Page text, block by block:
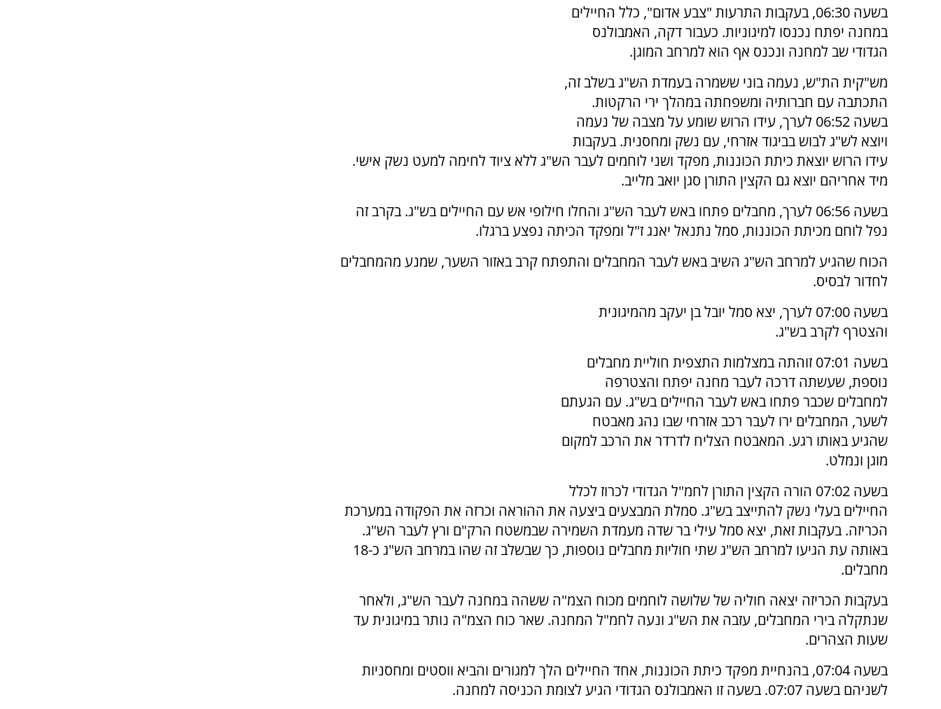
בשעה 06:30, בעקבות התרעות "צבע אדום", כלל החיילים
במחנה יפתח נכנסו למיגוניות. כעבור דקה, האמבולנס
הגדודי שב למחנה ונכנס אף הוא למרחב המוגן.
מש"קית הת"ש, נעמה בוני ששמרה בעמדת הש"ג בשלב זה,
התכתבה עם חברותיה ומשפחתה במהלך ירי הרקטות.
בשעה 06:52 לערך, עידו הרוש שומע על מצבה של נעמה
ויוצא לש"ג לבוש בביגוד אזרחי, עם נשק ומחסנית. בעקבות
עידו הרוש יוצאת כיתת הכוננות, מפקד ושני לוחמים לעבר הש"ג ללא ציוד לחימה למעט נשק אישי.
מיד אחריהם יוצא גם הקצין התורן סגן יואב מלייב.
בשעה 06:56 לערך, מחבלים פתחו באש לעבר הש"ג והחלו חילופי אש עם החיילים בש"ג. בקרב זה
נפל לוחם מכיתת הכוננות, סמל נתנאל יאנג ז"ל ומפקד הכיתה נפצע ברגלו.
הכוח שהגיע למרחב הש"ג השיב באש לעבר המחבלים והתפתח קרב באזור השער, שמנע מהמחבלים
לחדור לבסיס.
בשעה 07:00 לערך, יצא סמל יובל בן יעקב מהמיגונית
והצטרף לקרב בש"ג.
בשעה 07:01 זוהתה במצלמות התצפית חוליית מחבלים
נוספת, שעשתה דרכה לעבר מחנה יפתח והצטרפה
למחבלים שכבר פתחו באש לעבר החיילים בש"ג. עם הגעתם
לשער, המחבלים ירו לעבר רכב אזרחי שבו נהג מאבטח
שהגיע באותו רגע. המאבטח הצליח לדרדר את הרכב למקום
מוגן ונמלט.
בשעה 07:02 הורה הקצין התורן לחמ"ל הגדודי לכרוז לכלל
החיילים בעלי נשק להתייצב בש"ג. סמלת המבצעים ביצעה את ההוראה וכרזה את הפקודה במערכת
הכריזה. בעקבות זאת, יצא סמל עילי בר שדה מעמדת השמירה שבמשטח הרק"ם ורץ לעבר הש"ג.
באותה עת הגיעו למרחב הש"ג שתי חוליות מחבלים נוספות, כך שבשלב זה שהו במרחב הש"ג כ-18
מחבלים.
בעקבות הכריזה יצאה חוליה של שלושה לוחמים מכוח הצמ"ה ששהה במחנה לעבר הש"ג, ולאחר
שנתקלה בירי המחבלים, עזבה את הש"ג ונעה לחמ"ל המחנה. שאר כוח הצמ"ה נותר במיגונית עד
שעות הצהרים.
בשעה 07:04, בהנחיית מפקד כיתת הכוננות, אחד החיילים הלך למגורים והביא ווסטים ומחסניות
לשניהם בשעה 07:07. בשעה זו האמבולנס הגדודי הגיע לצומת הכניסה למחנה.